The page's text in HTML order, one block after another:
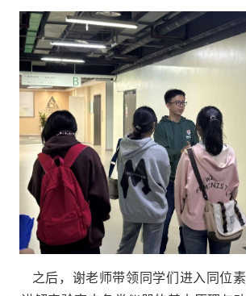
之后，谢老师带领同学们进入同位